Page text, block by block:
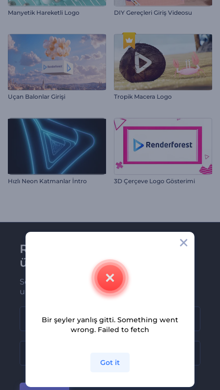
Manyetik Hareketli Logo DIY Gereçleri Giriş Videosu
Uçan Balonlar Girişi Tropik Macera Logo
Hızlı Neon Katmanlar İntro 3D Çerçeve Logo Gösterimi
Renderforest bültenine
üye olun
Son haber ve tekliflerimiz ilk olarak size
ulaşsın
Bir şeyler yanlış gitti. Something went
wrong. Failed to fetch
Got it